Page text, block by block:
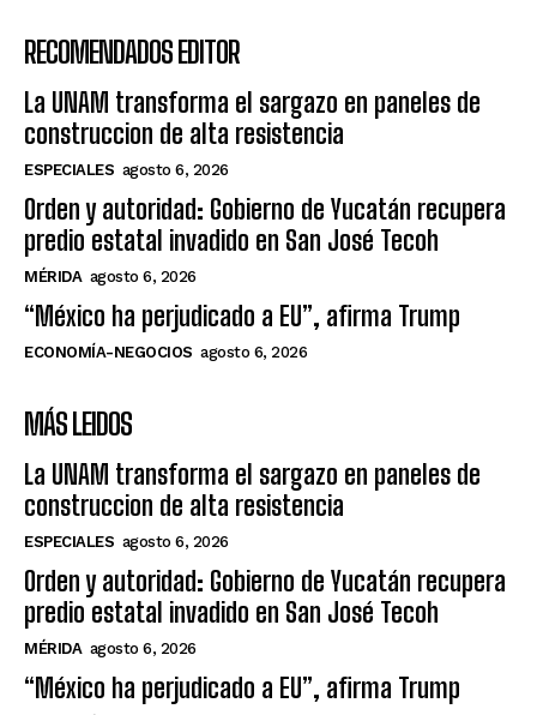
RECOMENDADOS EDITOR
La UNAM transforma el sargazo en paneles de
construccion de alta resistencia
ESPECIALES agosto 6, 2026
Orden y autoridad: Gobierno de Yucatán recupera
predio estatal invadido en San José Tecoh
MÉRIDA agosto 6, 2026
“México ha perjudicado a EU”, afirma Trump
ECONOMÍA-NEGOCIOS agosto 6, 2026
MÁS LEIDOS
La UNAM transforma el sargazo en paneles de
construccion de alta resistencia
ESPECIALES agosto 6, 2026
Orden y autoridad: Gobierno de Yucatán recupera
predio estatal invadido en San José Tecoh
MÉRIDA agosto 6, 2026
“México ha perjudicado a EU”, afirma Trump